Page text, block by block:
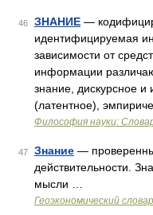
46 ЗНАНИЕ —
идентифицируемая
зависимости от
информации
знание, дискурсное и
(латентное),
Философия науки:
47 Знание —
действительности.
мысли …
Геоэкономический